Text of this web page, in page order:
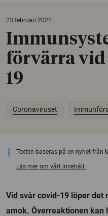
23 februari 2021
förvärra vid
19
Coronaviruset
Texten baseras på en nyhet från
Läs mer om vårt innehåll.
Vid svår covid-19 löper
amok. Överreaktionen kan